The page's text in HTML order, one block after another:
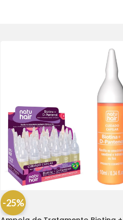
-25%